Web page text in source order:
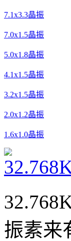
7.1x3.3晶振
7.0x1.5晶振
5.0x1.8晶振
4.1x1.5晶振
3.2x1.5晶振
2.0x1.2晶振
1.6x1.0晶振
振素来